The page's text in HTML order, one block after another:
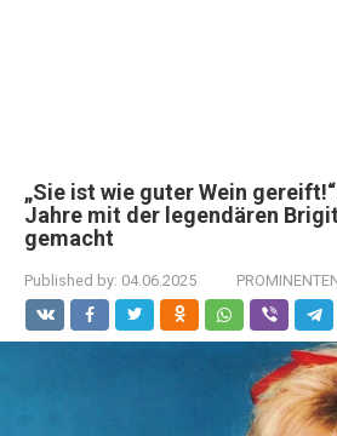
„Sie ist wie guter Wein
Jahre mit der legendären
gemacht
Published by: 04.06.2025